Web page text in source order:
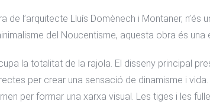
de l’arquitecte Lluís Domènech i Montaner,
del Noucentisme, aquesta obra és
la totalitat de la rajola. El disseny principal
per crear una sensació de dinamisme i
per formar una xarxa visual. Les tiges i les